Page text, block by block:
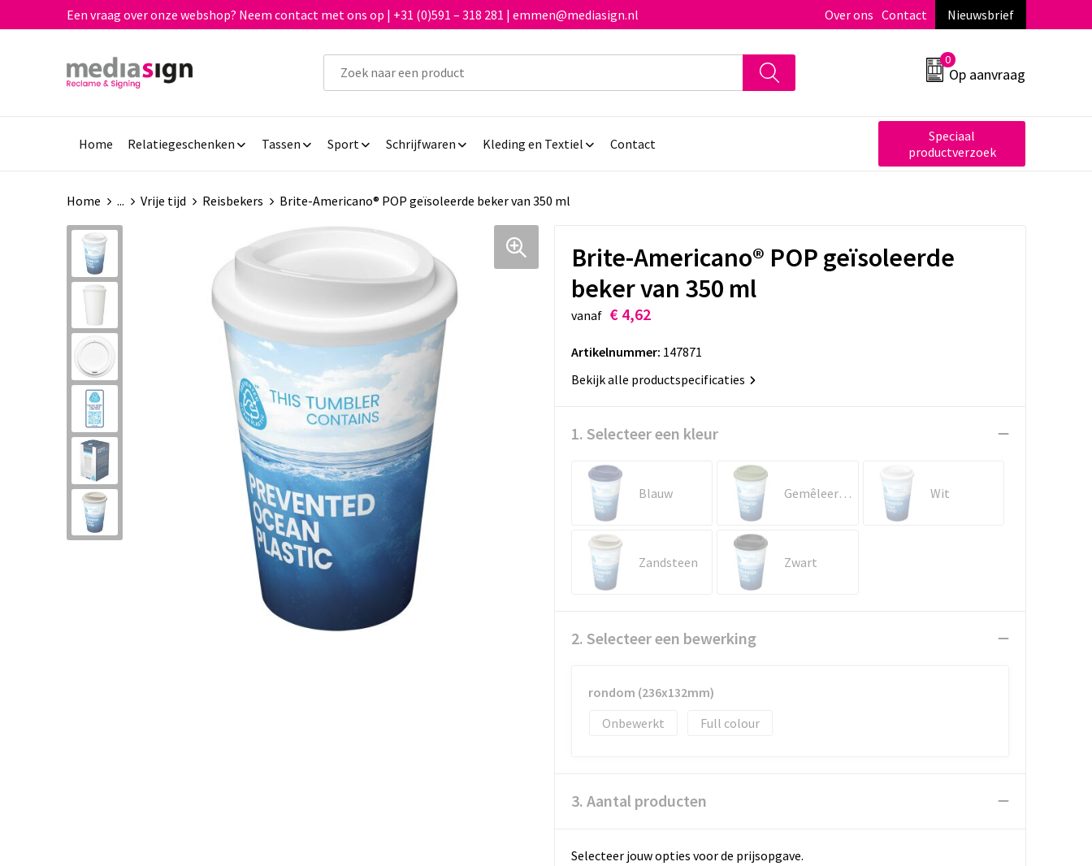
Een vraag over onze webshop? Neem contact met ons op | +31 (0)591 – 318 281 | emmen@mediasign.nl Over ons Contact Nieuwsbrief
0
Op aanvraag
Home Relatiegeschenken Tassen Sport Schrijfwaren Kleding en Textiel Contact
Speciaal
productverzoek
Home ... Vrije tijd Reisbekers Brite-Americano® POP geïsoleerde beker van 350 ml
Brite-Americano® POP geïsoleerde
beker van 350 ml
vanaf € 4,62
Artikelnummer: 147871
Bekijk alle productspecificaties
1. Selecteer een kleur
Blauw Gemêleerd groen Wit
Zandsteen Zwart
2. Selecteer een bewerking
rondom (236x132mm)
Onbewerkt
Full colour
3. Aantal producten
Selecteer jouw opties voor de prijsopgave.